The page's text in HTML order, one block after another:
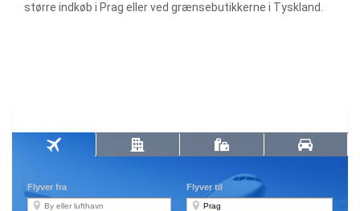
større indkøb i Prag eller ved grænsebutikkerne i Tyskland.